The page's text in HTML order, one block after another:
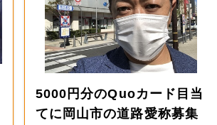
5000円分のQuoカード目当
てに岡山市の道路愛称募集